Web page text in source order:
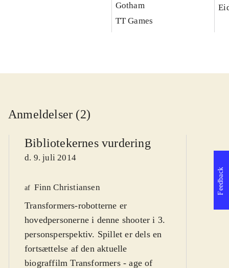
Gotham
TT Games
Anmeldelser (2)
Bibliotekernes vurdering
d. 9. juli 2014
af Finn Christiansen
Transformers-robotterne er
hovedpersonerne i denne shooter i 3.
personsperspektiv. Spillet er dels en
fortsættelse af den aktuelle
biograffilm Transformers - age of
Feedback